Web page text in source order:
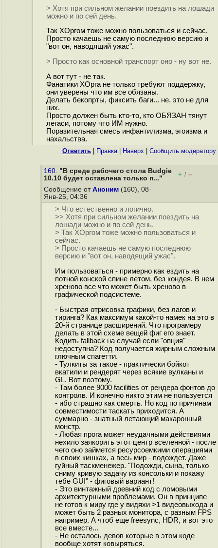
> Хотя при сильном желании поездить на лошади
можно и по сей день.
Так ХОргом тоже можно пользоваться и сейчас.
Просто качаешь не самую последнюю версию и
"вот он, наводящий ужас".
> Просто как основной транспорт оно - ну вот не.
А вот тут - не так.
Фанатики ХОрга не только требуют поддержку,
они уверены что им все обязаны.
Делать бекопрты, фиксить баги... не, это не для
них.
Просто должен быть кто-то, кто ОБЯЗАН тянут
легаси, потому что ИМ нужно.
Поразительная смесь инфантилизма, эгоизма и
нахальства.
Ответить Правка| Наверх Cообщить модератору
160. "В среде рабочего стола Budgie
10.10 будет оставлена только п..."
+ / –
Сообщение от Аноним (160), 08-
Янв-25, 04:36
> Что естественно и логично.
>> Хотя при сильном желании поездить на
лошади можно и по сей день.
> Так ХОргом тоже можно пользоваться и
сейчас.
> Просто качаешь не самую последнюю
версию и "вот он, наводящий ужас".
Им пользоваться - примерно как ездить на
потной конской спине летом, без кондея. В нем
хреново все что может быть хреново в
графической подсистеме.
- Быстрая отрисовка графики, без лагов и
тиринга? Как максимум какой-то намек на это в
20-й странице расширений. Что програмеру
делать в этой схеме вещей фиг его знает.
Кодить fallback на случай если "опция"
недоступна? Код получается жирным сложным
глючным спагетти.
- Тулкиты за такое - практически бойкот
вкатили и рендерят через всякие вулканы и
GL. Вот поэтому.
- Там более 9000 facilities от рендера фонтов до
контролв. И конечно никто этим не пользуется
- ибо страшно как смерть. Но код по причинам
совместимости таскать приходится. А
суммарно - знатный летающий макаронный
монстр.
- Любая прога может неудачными действиями
нехило заякорить этот центр вселенной - после
чего оно займется ресурсоемкими операциями
в своих кишках, а весь мир - подождет. Даже
гуйный таскменежер. "Подожди, сына, только
сниму кривую задачу из консольки и покажу
тебе GUI" - фиговый вариант!
- Это винтажный древний код с ломовыми
архитектурными проблемами. Он в принципе
не готов к миру где у видяхи >1 видеовыхода и
может быть 2 разных монитора, с разным FPS
например. А чтоб еще freesync, HDR, и вот это
все вместе...
- Не осталось девов которые в этом коде
вообще хотят ковыряться.